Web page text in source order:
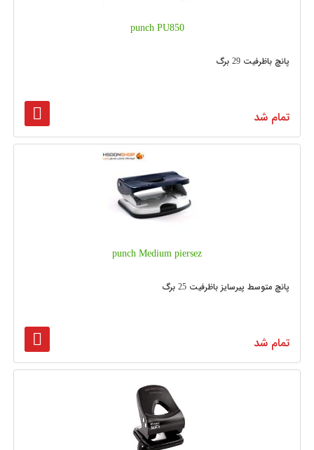
punch PU850
پانچ باظرفیت 29 برگ
تمام شد
punch Medium piersez
پانچ متوسط پیرسایز باظرفیت 25 برگ
تمام شد